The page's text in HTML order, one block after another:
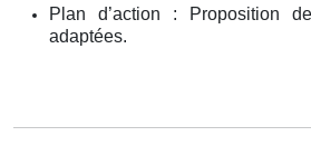
Plan d’action : Proposition
adaptées.